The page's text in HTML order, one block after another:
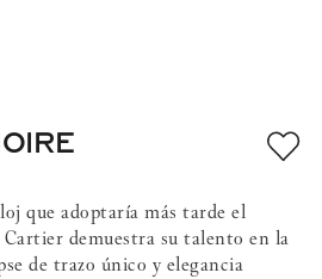
que adoptaría más tarde el
demuestra su talento en la
de trazo único y elegancia